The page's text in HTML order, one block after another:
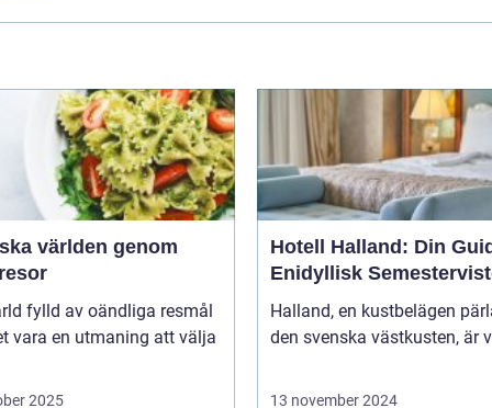
världen genom
fylld av oändliga resmål
vara en utmaning att välja
2025
Hotell Halland: Din
Enidyllisk
Halland, en kustbelägen
den svenska västkusten, är
13 november 2024